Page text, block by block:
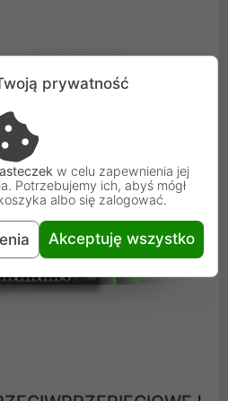
prywatność
w celu zapewnienia jej
Potrzebujemy ich, abyś mógł
albo się zalogować.
Akceptuję wszystko